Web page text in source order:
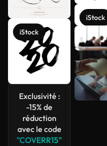
iStock
Exclusivité :
-15% de
réduction
avec le code
"COVERR15"
iStock